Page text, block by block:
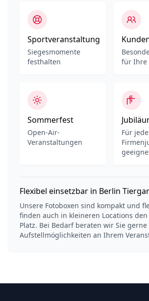
Sportveranstaltung
Siegesmomente
festhalten
für Ihre
Sommerfest
Open-Air-
Veranstaltungen
Für
Flexibel einsetzbar in Berlin
Unsere Fotoboxen sind kompakt und
finden auch in kleineren Locations
Platz. Bei Bedarf beraten wir Sie gerne
Aufstellmöglichkeiten an Ihrem